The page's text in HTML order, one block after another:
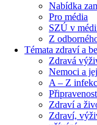
Nabídka
Pro média
SZÚ v
Z
Témata zdraví a
Zdravá
Nemoci a
A – Z
Zdraví a
Zdraví,